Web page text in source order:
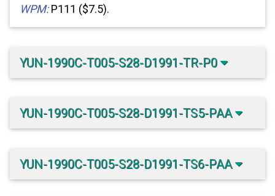
WPM:P111 ($7.5).
YUN-1990C-T005-S28-D1991-TR-P0
YUN-1990C-T005-S28-D1991-TS5-PAA
YUN-1990C-T005-S28-D1991-TS6-PAA